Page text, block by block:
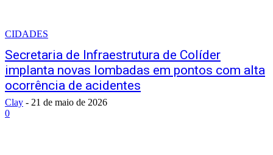
CIDADES
Secretaria de Infraestrutura de Colíder
implanta novas lombadas em pontos com alta
ocorrência de acidentes
Clay - 21 de maio de 2026
0